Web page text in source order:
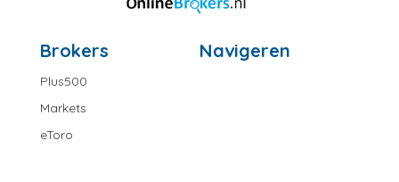
Brokers
Plus500
Markets
eToro
Navigeren